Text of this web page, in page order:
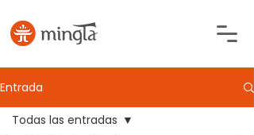
Entrada
Todas las entradas